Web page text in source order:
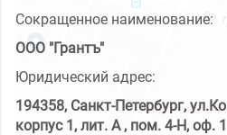
Сокращенное наименование:
ООО "Грантъ"
Юридический адрес:
194358, Санкт-Петербург,
корпус 1, лит. А , пом. 4-Н, оф. 1